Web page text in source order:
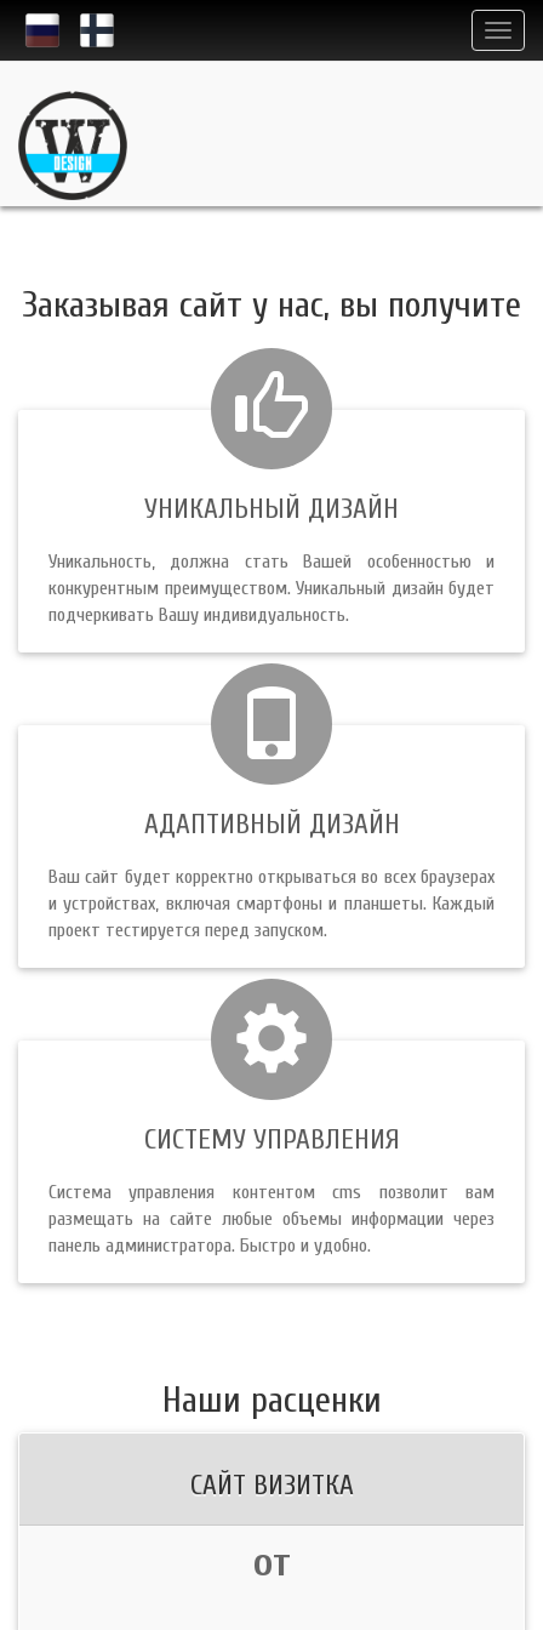
Заказывая сайт у нас, вы получите
УНИКАЛЬНЫЙ ДИЗАЙН
Уникальность, должна стать Вашей особенностью и
конкурентным преимуществом. Уникальный дизайн будет
подчеркивать Вашу индивидуальность.
АДАПТИВНЫЙ ДИЗАЙН
Ваш сайт будет корректно открываться во всех браузерах
и устройствах, включая смартфоны и планшеты. Каждый
проект тестируется перед запуском.
СИСТЕМУ УПРАВЛЕНИЯ
Система управления контентом cms позволит вам
размещать на сайте любые объемы информации через
панель администратора. Быстро и удобно.
Наши расценки
САЙТ ВИЗИТКА
от